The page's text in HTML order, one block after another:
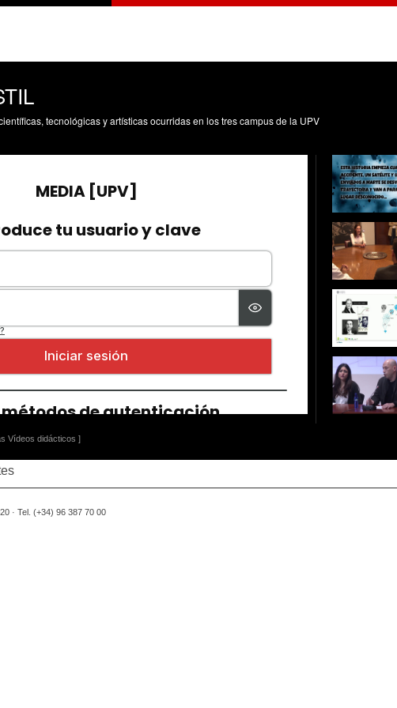
tecnológicas y artísticas ocurridas en los tres campus de la UPV
Vídeos didácticos ]
· Tel. (+34) 96 387 70 00